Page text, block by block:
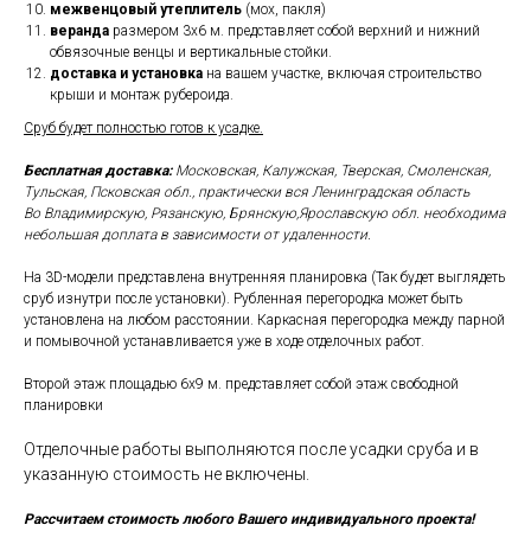
межвенцовый утеплитель (мох, пакля)
веранда размером 3х6 м. представляет собой верхний и нижний
обвязочные венцы и вертикальные стойки.
доставка и установка на вашем участке, включая строительство
крыши и монтаж рубероида.
Сруб будет полностью готов к усадке.
Бесплатная доставка:Московская, Калужская, Тверская, Смоленская,
Тульская, Псковская обл., практически вся Ленинградская область
Во Владимирскую, Рязанскую, Брянскую,Ярославскую обл. необходима
небольшая доплата в зависимости от удаленности.
На 3D-модели представлена внутренняя планировка (Так будет выглядеть
сруб изнутри после установки). Рубленная перегородка может быть
установлена на любом расстоянии. Каркасная перегородка между парной
и помывочной устанавливается уже в ходе отделочных работ.
Второй этаж площадью 6х9 м. представляет собой этаж свободной
планировки
Отделочные работы выполняются после усадки сруба и в
указанную стоимость не включены.
Рассчитаем стоимость любого Вашего индивидуального проекта!